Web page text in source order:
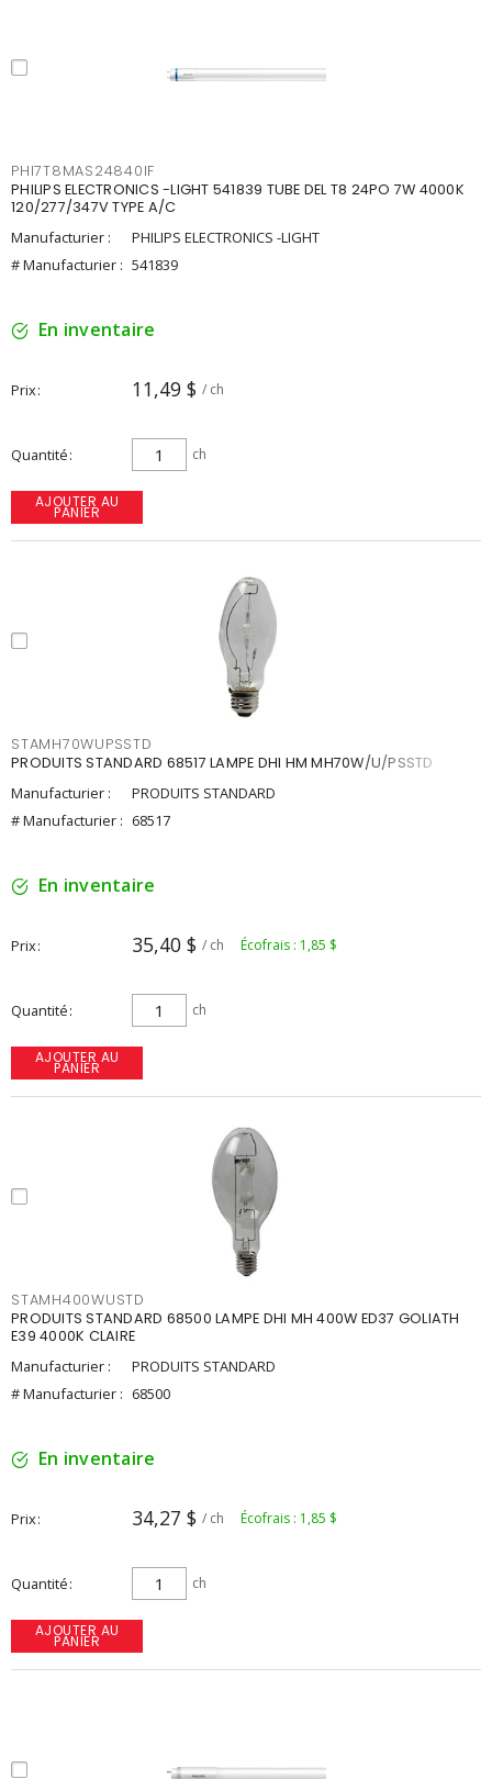
PHI7T8MAS24840IF
PHILIPS ELECTRONICS -LIGHT 541839 TUBE DEL T8 24PO 7W 4000K
120/277/347V TYPE A/C
Manufacturier :
PHILIPS ELECTRONICS -LIGHT
# Manufacturier : 541839
En inventaire
Prix 11,49 $ / ch
Quantité ch
AJOUTER AU
PANIER
STAMH70WUPSSTD
PRODUITS STANDARD 68517 LAMPE DHI HM MH70W/U/PSSTD
Manufacturier :
PRODUITS STANDARD
# Manufacturier : 68517
En inventaire
Prix 35,40 $ / ch Écofrais : 1,85 $
Quantité ch
AJOUTER AU
PANIER
STAMH400WUSTD
PRODUITS STANDARD 68500 LAMPE DHI MH 400W ED37 GOLIATH
E39 4000K CLAIRE
Manufacturier :
PRODUITS STANDARD
# Manufacturier : 68500
En inventaire
Prix 34,27 $ / ch Écofrais : 1,85 $
Quantité ch
AJOUTER AU
PANIER